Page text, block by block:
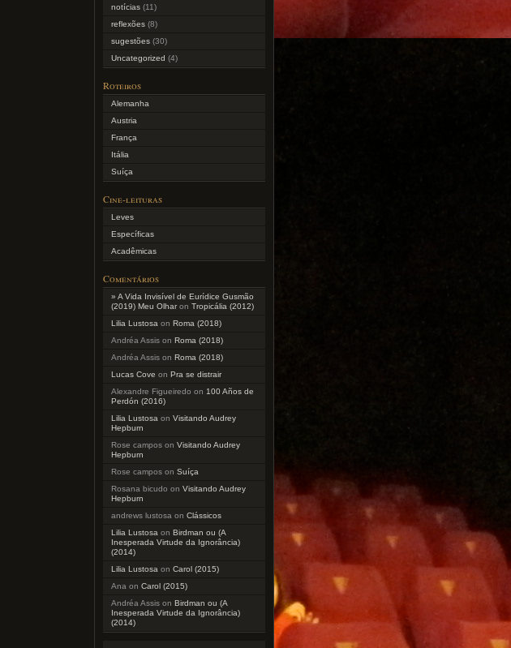
notícias (11)
reflexões (8)
sugestões (30)
Uncategorized (4)
Roteiros
Alemanha
Austria
França
Itália
Suíça
Cine-leituras
Leves
Específicas
Acadêmicas
Comentários
» A Vida Invisível de Eurídice Gusmão
(2019) Meu Olharon Tropicália (2012)
Lilia Lustosa on Roma (2018)
Andréa Assis on Roma (2018)
Andréa Assis on Roma (2018)
Lucas Cove on Pra se distrair
Alexandre Figueiredo on 100 Años de
Perdón (2016)
Lilia Lustosa on Visitando Audrey
Hepburn
Rose campos on Visitando Audrey
Hepburn
Rose campos on Suíça
Rosana bicudo on Visitando Audrey
Hepburn
andrews lustosa on Clássicos
Lilia Lustosa on Birdman ou (A
Inesperada Virtude da Ignorância)
(2014)
Lilia Lustosa on Carol (2015)
Ana on Carol (2015)
Andréa Assis on Birdman ou (A
Inesperada Virtude da Ignorância)
(2014)